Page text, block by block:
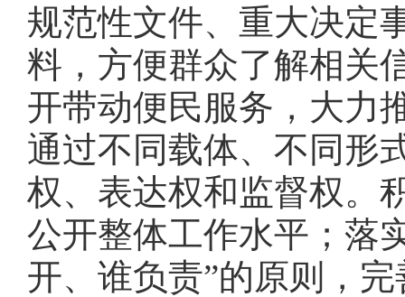
规范性文件、重大决定
料，方便群众了解相关
开带动便民服务，大力
通过不同载体、不同形
权、表达权和监督权。
公开整体工作水平；落
开、谁负责”的原则，